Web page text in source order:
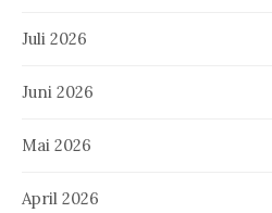
Juli 2026
Juni 2026
Mai 2026
April 2026